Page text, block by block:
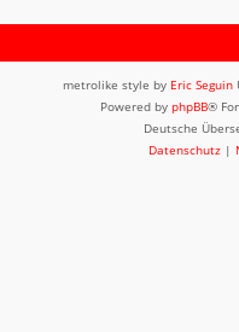
metrolike style by Eric Seguin
Powered by phpBB®
Deutsche
Datenschutz |